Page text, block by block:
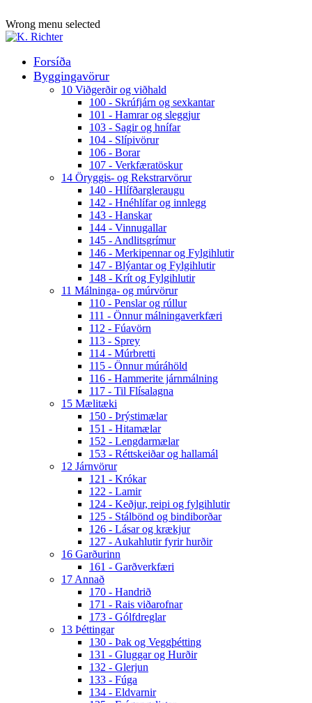
Wrong menu selected
Forsíða
Byggingavörur
10 Viðgerðir og viðhald
100 - Skrúfjárn og sexkantar
101 - Hamrar og sleggjur
103 - Sagir og hnífar
104 - Slípivörur
106 - Borar
107 - Verkfæratöskur
14 Öryggis- og Rekstrarvörur
140 - Hlífðargleraugu
142 - Hnéhlífar og innlegg
143 - Hanskar
144 - Vinnugallar
145 - Andlitsgrímur
146 - Merkipennar og Fylgihlutir
147 - Blýantar og Fylgihlutir
148 - Krít og Fylgihlutir
11 Málninga- og múrvörur
110 - Penslar og rúllur
111 - Önnur málningaverkfæri
112 - Fúavörn
113 - Sprey
114 - Múrbretti
115 - Önnur múráhöld
116 - Hammerite járnmálning
117 - Til Flísalagna
15 Mælitæki
150 - Þrýstimælar
151 - Hitamælar
152 - Lengdarmælar
153 - Réttskeiðar og hallamál
12 Járnvörur
121 - Krókar
122 - Lamir
124 - Keðjur, reipi og fylgihlutir
125 - Stálbönd og bindiborðar
126 - Lásar og krækjur
127 - Aukahlutir fyrir hurðir
16 Garðurinn
161 - Garðverkfæri
17 Annað
170 - Handrið
171 - Rais viðarofnar
173 - Gólfdreglar
13 Þéttingar
130 - Þak og Veggþétting
131 - Gluggar og Hurðir
132 - Glerjun
133 - Fúga
134 - Eldvarnir